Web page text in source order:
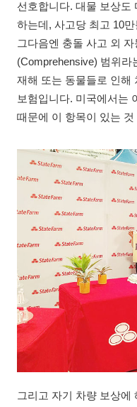
선호합니다. 대물 보상도
하는데, 사고당 최고 10
그다음엔 충돌 사고 외
(Comprehensive) 범위라
재해 또는 동물들로 인해
보험입니다. 미국에서는
때문에 이 항목이 있는 것
그리고 자기 차량 보상에